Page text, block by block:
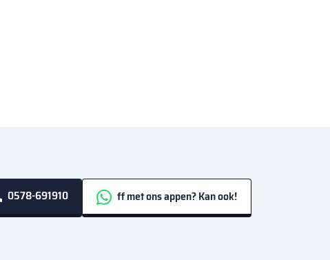
0578-691910 ff met ons appen? Kan ook!